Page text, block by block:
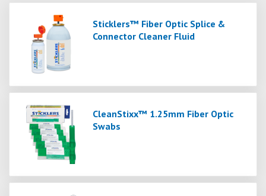
Sticklers™ Fiber Optic Splice &
Connector Cleaner Fluid
CleanStixx™ 1.25mm Fiber Optic
Swabs